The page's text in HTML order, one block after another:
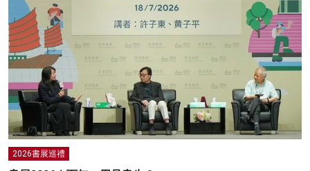
2026書展巡禮